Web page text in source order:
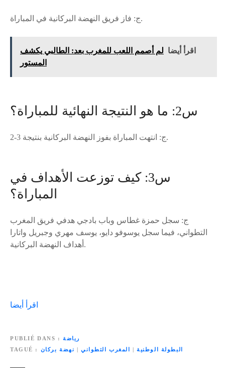
ج: فاز فريق النهضة البركانية في المباراة.
اقرأ أيضا لم أصمم اللعب للمغرب بعد: الطالبي يكشف
المستور
س2: ما هو النتيجة النهائية للمباراة؟
ج: انتهت المباراة بفوز النهضة البركانية بنتيجة 3-2.
س3: كيف توزعت الأهداف في
المباراة؟
ج: سجل حمزة غطاس وباب بادجي هدفي فريق المغرب
التطواني، فيما سجل يوسوفو دايو، يوسف مهري وجبريل واتارا
أهداف النهضة البركانية.
اقرأ أيضا
PUBLIÉ DANS
رياضة
TAGUÉ
البطولة الوطنية| المغرب التطواني | نهضة بركان